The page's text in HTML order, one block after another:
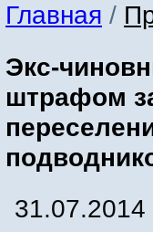
Главная /
Экс-
штрафом
31.07.2014